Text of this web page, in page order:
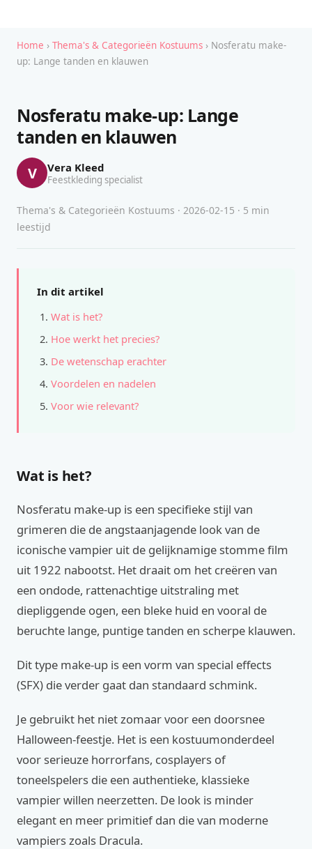
Home › Thema's & Categorieën Kostuums › Nosferatu make-
up: Lange tanden en klauwen
Nosferatu make-up: Lange
tanden en klauwen
V Vera Kleed
Feestkleding specialist
Thema's & Categorieën Kostuums · 2026-02-15 · 5 min
leestijd
In dit artikel
Wat is het?
Hoe werkt het precies?
De wetenschap erachter
Voordelen en nadelen
Voor wie relevant?
Wat is het?
Nosferatu make-up is een specifieke stijl van
grimeren die de angstaanjagende look van de
iconische vampier uit de gelijknamige stomme film
uit 1922 nabootst. Het draait om het creëren van
een ondode, rattenachtige uitstraling met
diepliggende ogen, een bleke huid en vooral de
beruchte lange, puntige tanden en scherpe klauwen.
Dit type make-up is een vorm van special effects
(SFX) die verder gaat dan standaard schmink.
Je gebruikt het niet zomaar voor een doorsnee
Halloween-feestje. Het is een kostuumonderdeel
voor serieuze horrorfans, cosplayers of
toneelspelers die een authentieke, klassieke
vampier willen neerzetten. De look is minder
elegant en meer primitief dan die van moderne
vampiers zoals Dracula.